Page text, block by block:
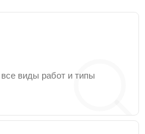
виды работ и типы